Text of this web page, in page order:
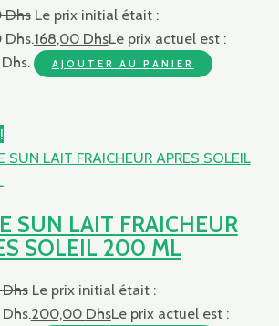
Dhs Le prix initial était :
168,00 DhsLe prix actuel est :
AJOUTER AU PANIER
SUN LAIT FRAICHEUR
SOLEIL 200 ML
Dhs Le prix initial était :
200,00 DhsLe prix actuel est :